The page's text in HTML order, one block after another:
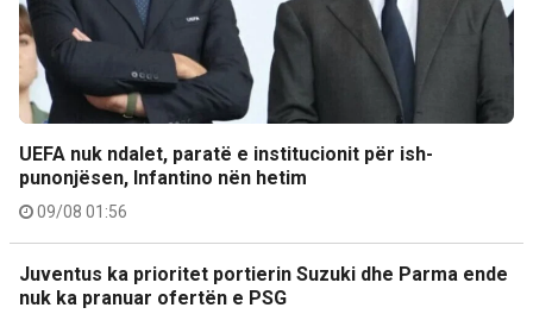
UEFA nuk ndalet, paratë e institucionit për ish-
punonjësen, Infantino nën hetim
09/08 01:56
Juventus ka prioritet portierin Suzuki dhe Parma ende
nuk ka pranuar ofertën e PSG